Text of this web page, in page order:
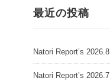
最近の投稿
Natori Report’s 2026.8
Natori Report’s 2026.7